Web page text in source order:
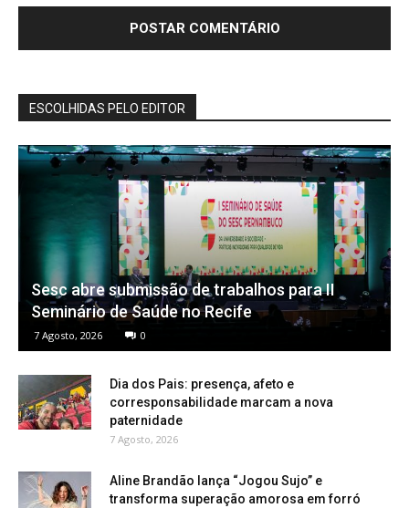
ESCOLHIDAS PELO EDITOR
Sesc abre submissão de trabalhos para II
Seminário de Saúde no Recife
7 Agosto, 2026 0
Dia dos Pais: presença, afeto e
corresponsabilidade marcam a nova
paternidade
7 Agosto, 2026
Aline Brandão lança “Jogou Sujo” e
transforma superação amorosa em forró